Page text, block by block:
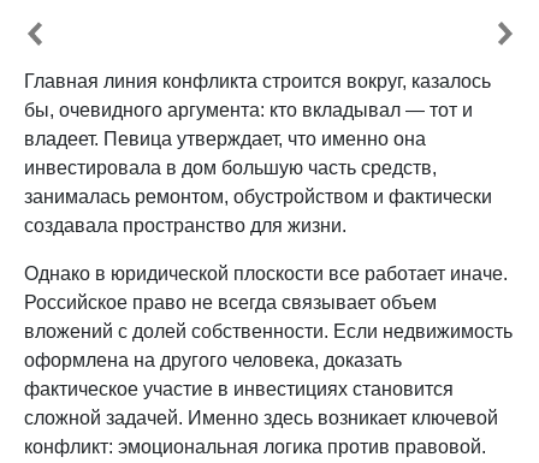
Главная линия конфликта строится вокруг, казалось
бы, очевидного аргумента: кто вкладывал — тот и
владеет. Певица утверждает, что именно она
инвестировала в дом большую часть средств,
занималась ремонтом, обустройством и фактически
создавала пространство для жизни.
Однако в юридической плоскости все работает иначе.
Российское право не всегда связывает объем
вложений с долей собственности. Если недвижимость
оформлена на другого человека, доказать
фактическое участие в инвестициях становится
сложной задачей. Именно здесь возникает ключевой
конфликт: эмоциональная логика против правовой.